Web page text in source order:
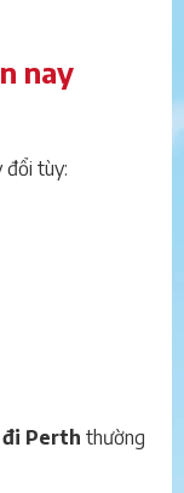
nay
đổi tùy:
Perth thường